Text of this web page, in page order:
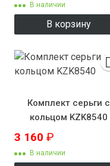
В наличии
В корзину
Комплект серьги с
кольцом KZK8540
3 160 ₽
В наличии